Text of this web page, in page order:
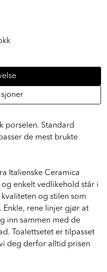
porselen. Standard
de mest brukte
Italienske Ceramica
enkelt vedlikehold står i
og stilen som
Enkle, rene linjer gjør at
inn sammen med de
Toalettsetet er tilpasset
deg derfor alltid prisen